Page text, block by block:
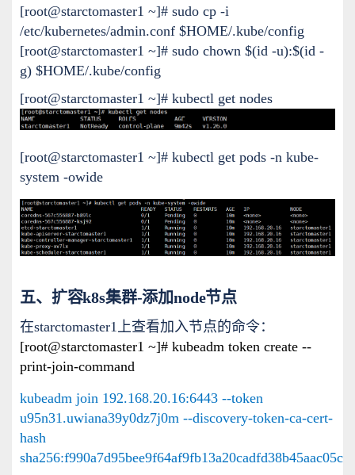
[root@starctomaster1 ~]# sudo cp -i
/etc/kubernetes/admin.conf $HOME/.kube/config
[root@starctomaster1 ~]# sudo chown $(id -u):$(id -
g) $HOME/.kube/config
[root@starctomaster1 ~]# kubectl get nodes
[root@starctomaster1 ~]# kubectl get pods -n kube-
system -owide
五、扩容k8s集群-添加node节点
在starctomaster1上查看加入节点的命令：
[root@starctomaster1 ~]# kubeadm token create --
print-join-command
kubeadm join 192.168.20.16:6443 --token
u95n31.uwiana39y0dz7j0m --discovery-token-ca-cert-
hash